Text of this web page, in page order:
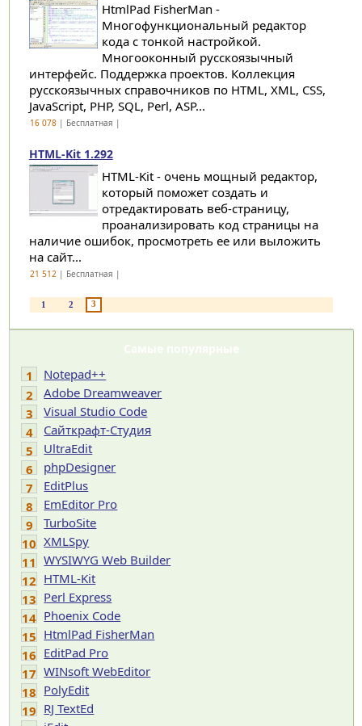
HtmlPad FisherMan -
Многофункциональный редактор
кода с тонкой настройкой.
Многооконный русскоязычный
интерфейс. Поддержка проектов. Коллекция
русскоязычных справочников по HTML, XML, CSS,
JavaScript, PHP, SQL, Perl, ASP...
16 078| Бесплатная |
HTML-Kit 1.292
HTML-Kit - очень мощный редактор,
который поможет создать и
отредактировать веб-страницу,
проанализировать код страницы на
наличие ошибок, просмотреть ее или выложить
на сайт...
21 512| Бесплатная |
1 2 3
Самые популярные
1
Notepad++
2
Adobe Dreamweaver
3
Visual Studio Code
4
Сайткрафт-Студия
5
UltraEdit
6
phpDesigner
7
EditPlus
8
EmEditor Pro
9
TurboSite
10 XMLSpy
11 WYSIWYG Web Builder
12 HTML-Kit
13 Perl Express
14 Phoenix Code
15 HtmlPad FisherMan
16 EditPad Pro
17 WINsoft WebEditor
18 PolyEdit
19 RJ TextEd